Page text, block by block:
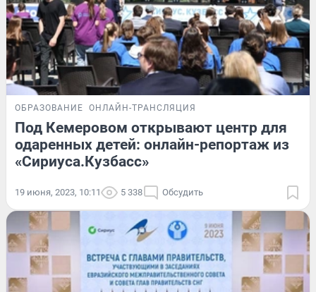
ОБРАЗОВАНИЕ ОНЛАЙН-ТРАНСЛЯЦИЯ
Под Кемеровом открывают центр для
одаренных детей: онлайн-репортаж из
«Сириуса.Кузбасс»
19 июня, 2023, 10:11 5 338 Обсудить